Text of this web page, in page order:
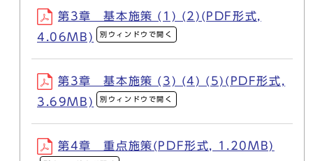
第3章 基本施策 (1) (2)(PDF形式,
4.06MB)
別ウィンドウで開く
第3章 基本施策 (3) (4) (5)(PDF形式,
3.69MB)
別ウィンドウで開く
第4章 重点施策(PDF形式, 1.20MB)